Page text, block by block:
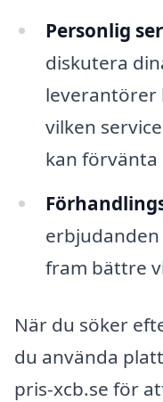
Personlig
diskutera
leverantörer
vilken
kan förvänta
fram bättre
När du söker
du använda
pris-xcb.se för